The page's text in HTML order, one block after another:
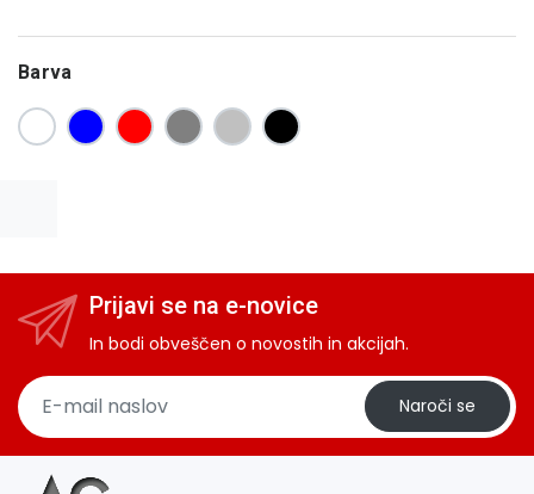
Barva
Prijavi se na e-novice
In bodi obveščen o novostih in akcijah.
Naroči se